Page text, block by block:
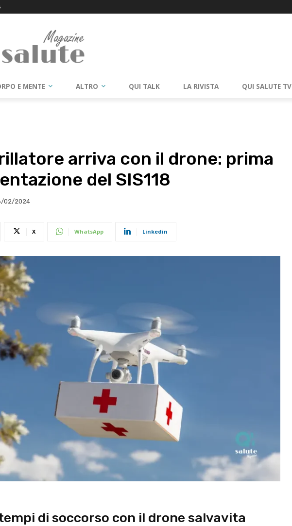
E MENTE ALTRO QUI TALK LA RIVISTA QUI SALUTE TV
arriva con il drone: prima
del SIS118
02/2024
X WhatsApp Linkedin
di soccorso con il drone salvavita